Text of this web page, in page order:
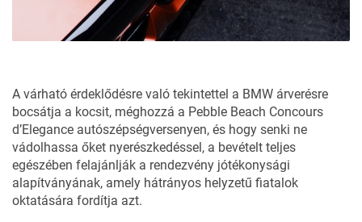
A várható érdeklődésre való tekintettel a BMW árverésre
bocsátja a kocsit, méghozzá a Pebble Beach Concours
d’Elegance autószépségversenyen, és hogy senki ne
vádolhassa őket nyerészkedéssel, a bevételt teljes
egészében felajánlják a rendezvény jótékonysági
alapítványának, amely hátrányos helyzetű fiatalok
oktatására fordítja azt.